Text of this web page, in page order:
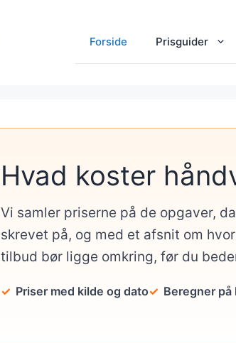
Forside Prisguider
Hvad koster
Vi samler priserne på de opgaver,
skrevet på, og med et afsnit om
tilbud bør ligge omkring, før du
Priser med kilde og dato Beregner på